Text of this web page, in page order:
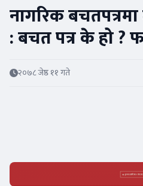
नागरिक
: बचत पत्र के हो ?
२०७८ जेष्ठ ११ गते